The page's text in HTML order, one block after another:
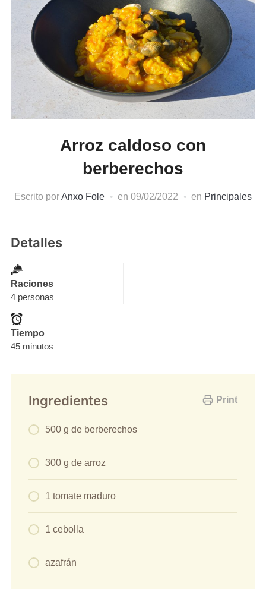
Arroz caldoso con
berberechos
Escrito porAnxo Fole en 09/02/2022 en Principales
Detalles
Raciones
4 personas
Tiempo
45 minutos
Print
Ingredientes
500 g de berberechos
300 g de arroz
1 tomate maduro
1 cebolla
azafrán